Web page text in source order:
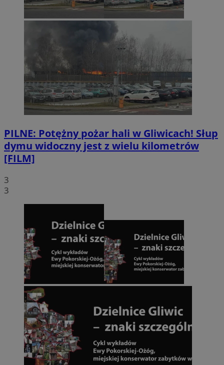
PILNE: Potężny pożar hali w Gliwicach! Słup
dymu widoczny jest z wielu kilometrów
[FILM]
3
3